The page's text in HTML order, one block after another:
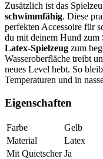
Zusätzlich ist das
schwimmfähig. Diese
perfekten Accessoire für
du mit deinem Hund zum
Latex-Spielzeug zum
Wasseroberfläche treibt
neues Level hebt. So
Temperaturen und in
Eigenschaften
Farbe
Gelb
Material
Latex
Mit Quietscher Ja